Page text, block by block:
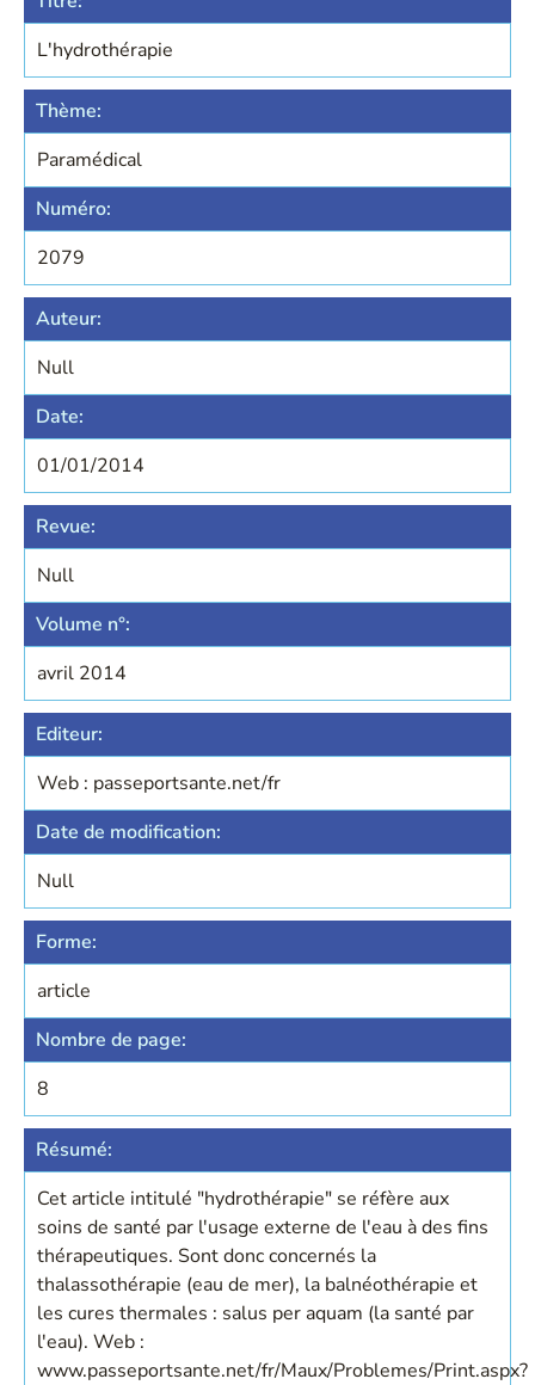
L'hydrothérapie
Thème:
Paramédical
Numéro:
2079
Auteur:
Null
Date:
01/01/2014
Revue:
Null
Volume n°:
avril 2014
Editeur:
Web : passeportsante.net/fr
Date de modification:
Null
Forme:
article
Nombre de page:
8
Résumé:
Cet article intitulé "hydrothérapie" se réfère aux
soins de santé par l'usage externe de l'eau à des fins
thérapeutiques. Sont donc concernés la
thalassothérapie (eau de mer), la balnéothérapie et
les cures thermales : salus per aquam (la santé par
l'eau). Web :
www.passeportsante.net/fr/Maux/Problemes/Print.aspx?